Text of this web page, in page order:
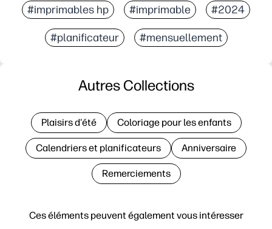
#imprimables hp #imprimable #2024
#planificateur #mensuellement
Ces éléments peuvent également vous intéresser
Autres Collections
Plaisirs d'été Coloriage pour les enfants
Calendriers et planificateurs Anniversaire
Remerciements